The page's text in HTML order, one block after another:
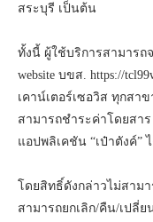
สระบุรี เป็นต้น
ทั้งนี้ ผู้ใช้บริการสามารถ
website บขส. https://
เคาน์เตอร์เซอวิส ทุกส
สามารถชำระค่าโดยสา
แอปพลิเคชัน “เป๋าตังค์”
โดยสิทธิ์ดังกล่าวไม่สาม
สามารถยกเลิก/คืน/เปลี่